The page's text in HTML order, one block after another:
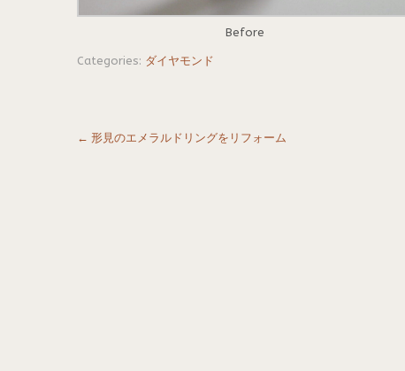
Before
Categories: ダイヤモンド
Post
navigation
← 形見のエメラルドリングをリフォーム